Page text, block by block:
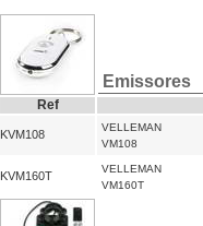
Emissores
Ref
KVM108
VELLEMAN
VM108
KVM160T
VELLEMAN
VM160T